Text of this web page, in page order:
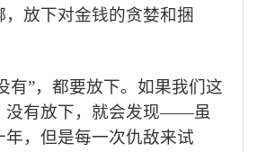
放下对金钱的贪婪和捆
有”，都要放下。如果我们这
没有放下，就会发现——虽
年，但是每一次仇敌来试